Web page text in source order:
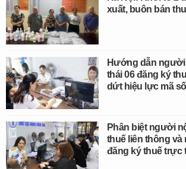
xuất, buôn bán
Hướng dẫn
thái 06 đăng ký
dứt hiệu lực mã
Phân biệt người
thuế liên thông
đăng ký thuế trực